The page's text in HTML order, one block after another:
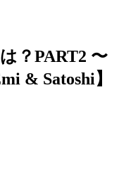
？PART2 〜
& Satoshi】